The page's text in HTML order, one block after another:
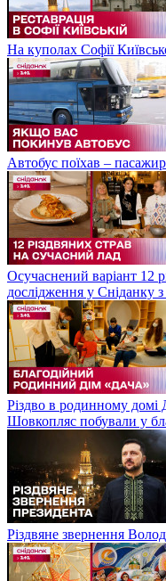
На куполах Софії
Автобус поїхав –
Осучаснений варіант 12
дослідження у Сніданку з
Різдво в родинному домі
Шовкопляс побували у
Різдвяне звернення